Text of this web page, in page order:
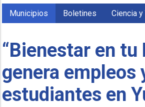
Municipios Boletines Ciencia
“Bienestar en tu
genera empleos
estudiantes en